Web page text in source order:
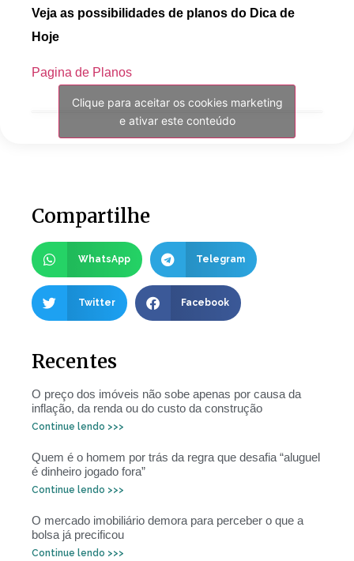
Veja as possibilidades de planos do Dica de
Hoje
Pagina de Planos
Clique para aceitar os cookies marketing
e ativar este conteúdo
Compartilhe
WhatsApp Telegram
Twitter Facebook
Recentes
O preço dos imóveis não sobe apenas por causa da
inflação, da renda ou do custo da construção
Continue lendo >>>
Quem é o homem por trás da regra que desafia “aluguel
é dinheiro jogado fora”
Continue lendo >>>
O mercado imobiliário demora para perceber o que a
bolsa já precificou
Continue lendo >>>